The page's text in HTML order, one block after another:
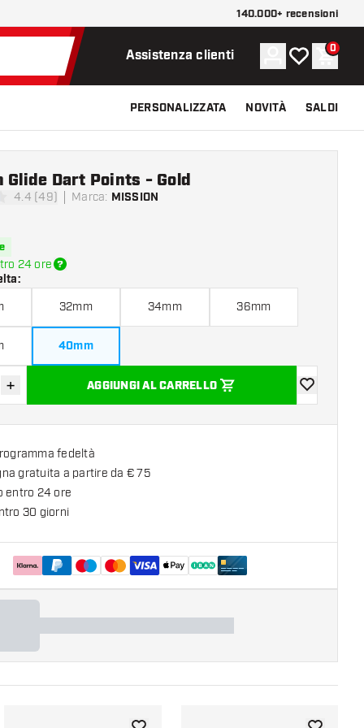
140.000+ recensioni
Assistenza clienti Account
La mia lista
0
PERSONALIZZATA NOVITÀ SALDI
valutazione
4.4 (49) Marca: MISSION
Glide Dart Points - Gold
24 ore
:
32mm 34mm 36mm
40mm
quantità
Aumenta quantità
+ AGGIUNGI AL CARRELLO
aggiungi
fedeltà
gratuita a partire da € 75
entro 24 ore
30 giorni